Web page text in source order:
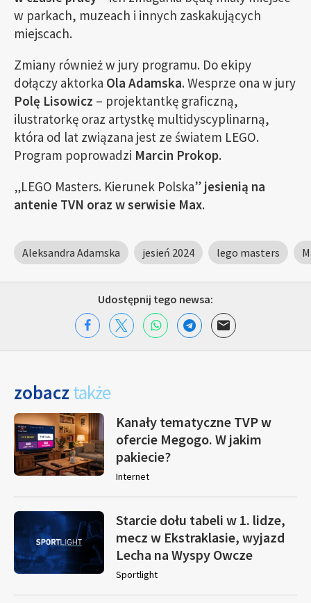
w parkach, muzeach i innych zaskakujących
miejscach.
Zmiany również w jury programu. Do ekipy
dołączy aktorka Ola Adamska. Wesprze ona w jury
Polę Lisowicz – projektantkę graficzną,
ilustratorkę oraz artystkę multidyscyplinarną,
która od lat związana jest ze światem LEGO.
Program poprowadzi Marcin Prokop.
„LEGO Masters. Kierunek Polska” jesienią na
antenie TVN oraz w serwisie Max.
Aleksandra Adamska jesień 2024 lego masters
Udostępnij tego newsa:
zobacz także
Kanały tematyczne TVP w
ofercie Megogo. W jakim
pakiecie?
Internet
Starcie dołu tabeli w 1. lidze,
mecz w Ekstraklasie, wyjazd
Lecha na Wyspy Owcze
Sportlight